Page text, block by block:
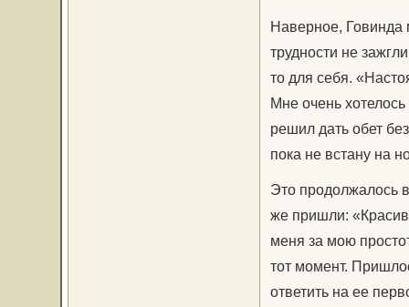
Наверное, Говинда
трудности не
то для себя.
Мне очень
решил дать обет
пока не встану на
Это продолжалось
же пришли:
меня за мою
тот момент.
ответить на ее